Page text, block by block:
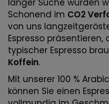
langer Suche wurden
Schonend im CO2
von uns
Espresso
typischer Espresso
Koffein.
Mit unserer 100 %
können Sie einen